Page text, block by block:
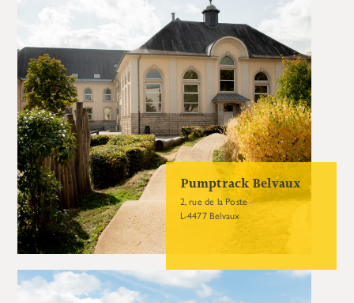
Pumptrack Belvaux
2, rue de la Poste
L-4477 Belvaux